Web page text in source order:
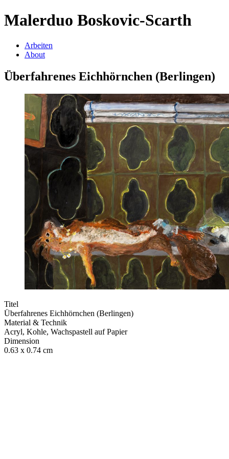
Malerduo Boskovic-Scarth
Arbeiten
About
Überfahrenes Eichhörnchen (Berlingen)
Titel
Überfahrenes Eichhörnchen (Berlingen)
Material & Technik
Acryl, Kohle, Wachspastell auf Papier
Dimension
0.63 x 0.74 cm